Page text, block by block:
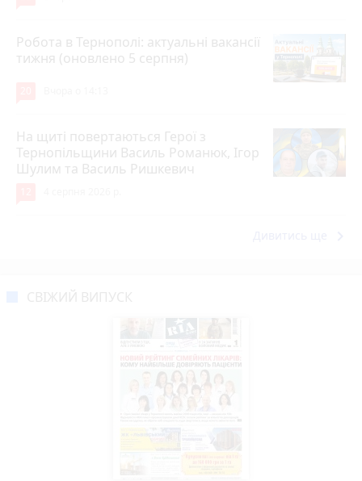
Робота в Тернополі: актуальні вакансії
тижня (оновлено 5 серпня)
На щиті повертаються Герої з
Тернопільщини Василь Романюк, Ігор
Шулим та Василь Ришкевич